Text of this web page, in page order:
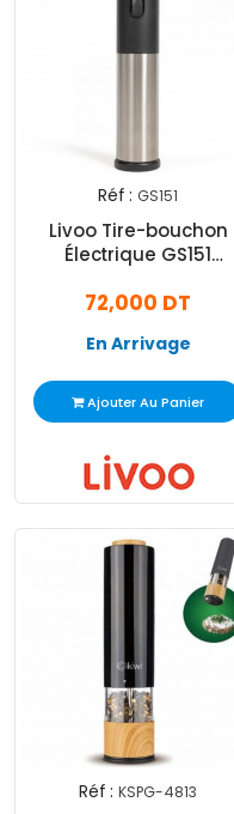
Réf : GS151
Livoo Tire-bouchon
Électrique GS151
72,000 DT
En Arrivage
Ajouter Au Panier
Réf : KSPG-4813